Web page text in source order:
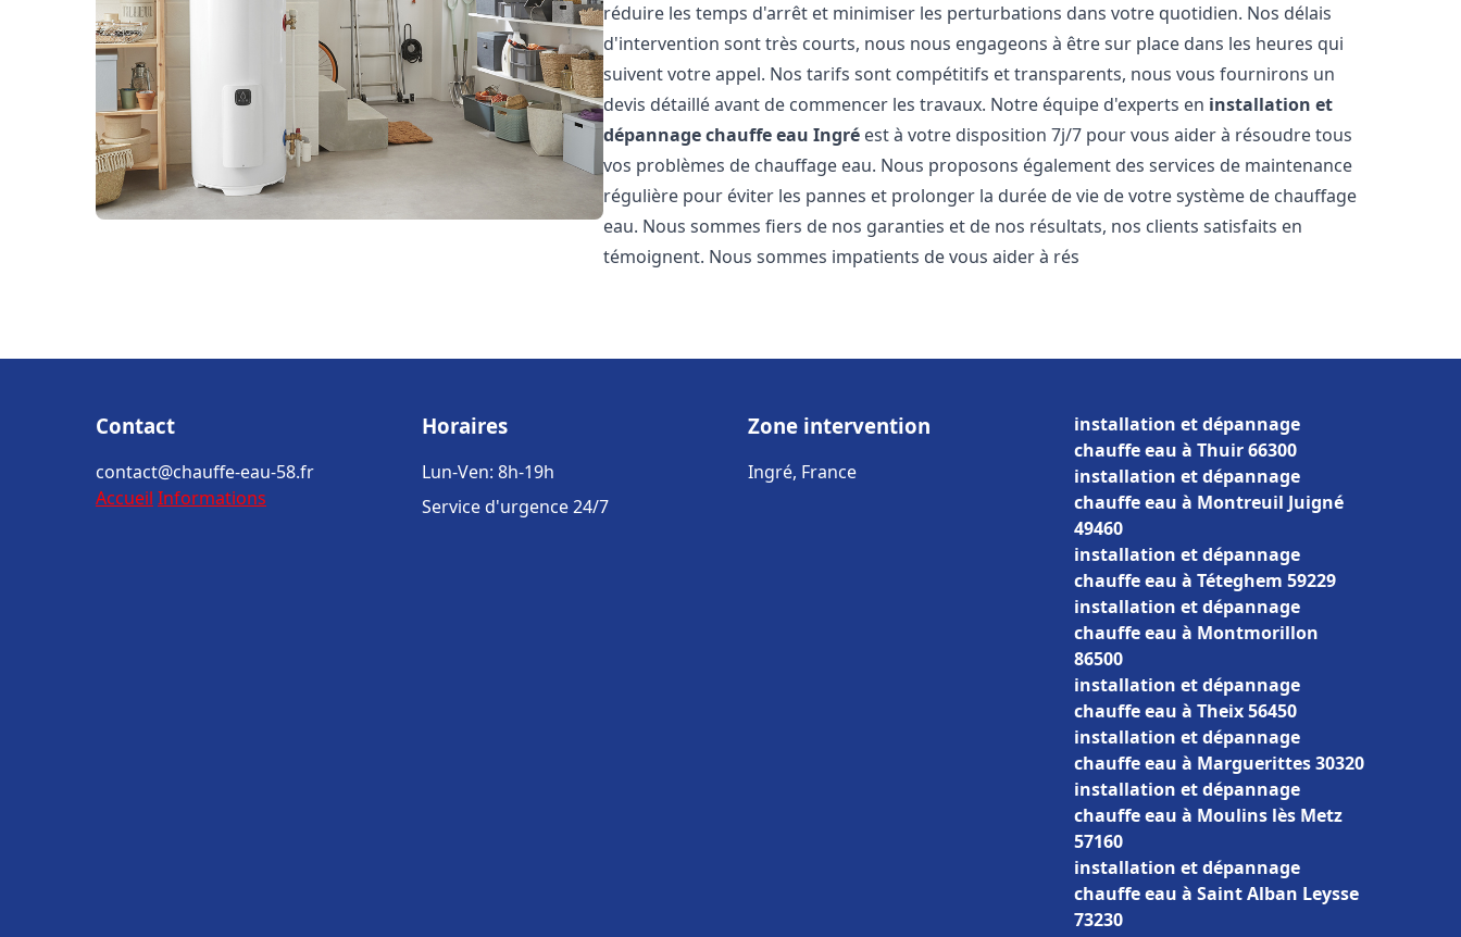
réduire les temps d'arrêt et minimiser les perturbations dans votre quotidien. Nos délais
d'intervention sont très courts, nous nous engageons à être sur place dans les heures qui
suivent votre appel. Nos tarifs sont compétitifs et transparents, nous vous fournirons un
devis détaillé avant de commencer les travaux. Notre équipe d'experts en installation et
dépannage chauffe eau Ingré est à votre disposition 7j/7 pour vous aider à résoudre tous
vos problèmes de chauffage eau. Nous proposons également des services de maintenance
régulière pour éviter les pannes et prolonger la durée de vie de votre système de chauffage
eau. Nous sommes fiers de nos garanties et de nos résultats, nos clients satisfaits en
témoignent. Nous sommes impatients de vous aider à rés
Contact
contact@chauffe-eau-58.fr
Accueil Informations
Horaires
Lun-Ven: 8h-19h
Service d'urgence 24/7
Zone intervention
Ingré, France
installation et dépannage
chauffe eau à Thuir 66300
installation et dépannage
chauffe eau à Montreuil Juigné
49460
installation et dépannage
chauffe eau à Téteghem 59229
installation et dépannage
chauffe eau à Montmorillon
86500
installation et dépannage
chauffe eau à Theix 56450
installation et dépannage
chauffe eau à Marguerittes 30320
installation et dépannage
chauffe eau à Moulins lès Metz
57160
installation et dépannage
chauffe eau à Saint Alban Leysse
73230